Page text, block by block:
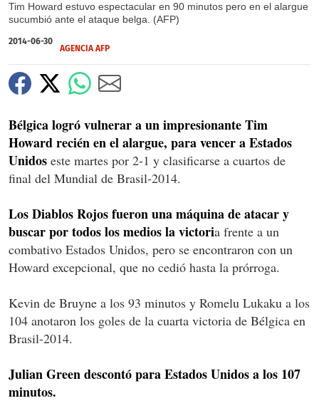
Tim Howard estuvo espectacular en 90 minutos pero en el alargue
sucumbió ante el ataque belga. (AFP)
2014-06-30
AGENCIA AFP
Bélgica logró vulnerar a un impresionante Tim
Howard recién en el alargue, para vencer a Estados
Unidos este martes por 2-1 y clasificarse a cuartos de
final del Mundial de Brasil-2014.
Los Diablos Rojos fueron una máquina de atacar y
buscar por todos los medios la victoria frente a un
combativo Estados Unidos, pero se encontraron con un
Howard excepcional, que no cedió hasta la prórroga.
Kevin de Bruyne a los 93 minutos y Romelu Lukaku a los
104 anotaron los goles de la cuarta victoria de Bélgica en
Brasil-2014.
Julian Green descontó para Estados Unidos a los 107
minutos.